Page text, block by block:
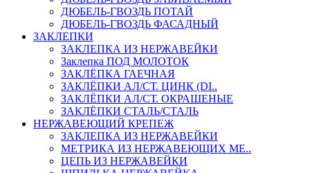
ДЮБЕЛЬ-ГВОЗДЬ ПОТАЙ
ДЮБЕЛЬ-ГВОЗДЬ ФАСАДНЫЙ
ЗАКЛЕПКИ
ЗАКЛЕПКА ИЗ НЕРЖАВЕЙКИ
Заклепка ПОД МОЛОТОК
ЗАКЛЁПКА ГАЕЧНАЯ
ЗАКЛЁПКИ АЛ/СТ. ЦИНК (DI..
ЗАКЛЁПКИ АЛ/СТ. ОКРАШЕНЫЕ
ЗАКЛЁПКИ СТАЛЬ/СТАЛЬ
НЕРЖАВЕЮЩИЙ КРЕПЕЖ
ЗАКЛЕПКА ИЗ НЕРЖАВЕЙКИ
МЕТРИКА ИЗ НЕРЖАВЕЮЩИХ МЕ..
ЦЕПЬ ИЗ НЕРЖАВЕЙКИ